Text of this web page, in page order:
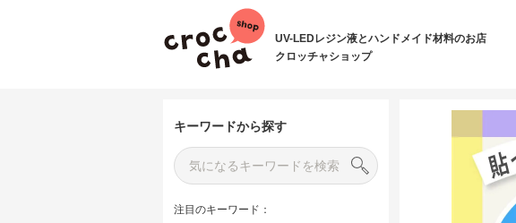
UV-LEDレジン液とハンドメイド材料のお店
クロッチャショップ
キーワードから探す
注目のキーワード：